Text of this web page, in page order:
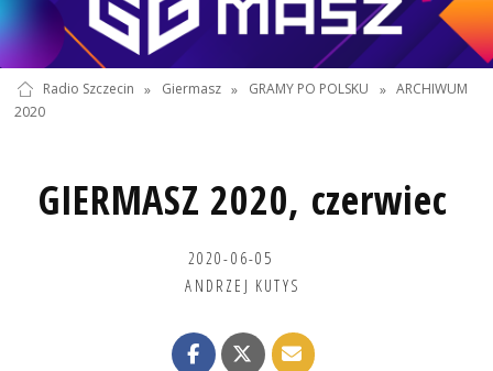
Radio Szczecin » Giermasz » GRAMY PO POLSKU » ARCHIWUM
2020
GIERMASZ 2020, czerwiec
2020-06-05
ANDRZEJ KUTYS